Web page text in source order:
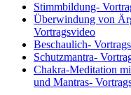
Stimmbildung-
Überwindung von
Vortragsvideo
Beschaulich-
Schutzmantra-
Chakra-Meditation
und Mantras-